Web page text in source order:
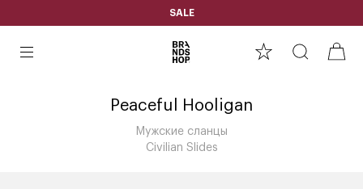
SALE
Peaceful Hooligan
Мужские сланцы
Civilian Slides